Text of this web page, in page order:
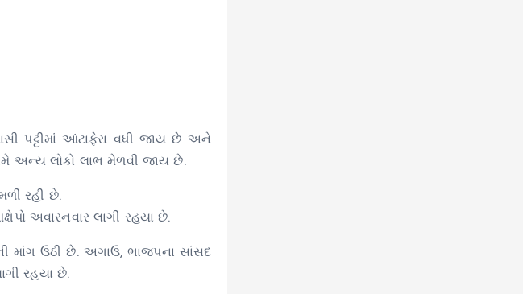
પટ્ટીમાં આંટાફેરા વધી જાય છે અને
અન્ય લોકો લાભ મેળવી જાય છે.
રહી છે.
અવારનવાર લાગી રહયા છે.
માંગ ઉઠી છે. અગાઉ, ભાજપના સાંસદ
રહયા છે.